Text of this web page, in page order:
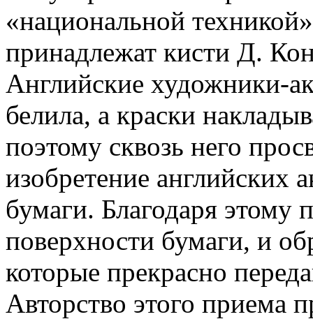
«национальной
принадлежат кисти Д.
Английские художники-
белила, а краски
поэтому сквозь него
изобретение английских
бумаги. Благодаря этому
поверхности бумаги, и
которые прекрасно
Авторство этого приема